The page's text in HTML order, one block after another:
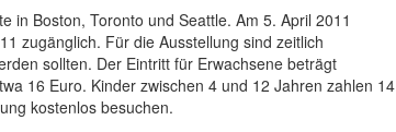
in Boston, Toronto und Seattle. Am 5. April 2011
zugänglich. Für die Ausstellung sind zeitlich
sollten. Der Eintritt für Erwachsene beträgt
16 Euro. Kinder zwischen 4 und 12 Jahren zahlen 14
kostenlos besuchen.